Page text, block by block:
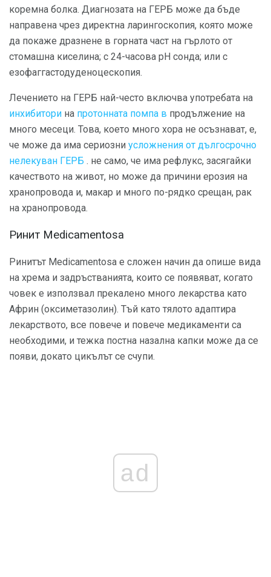
коремна болка. Диагнозата на ГЕРБ може да бъде
направена чрез директна ларингоскопия, която може
да покаже дразнене в горната част на гърлото от
стомашна киселина; с 24-часова рН сонда; или с
езофаггастодуденоцескопия.
Лечението на ГЕРБ най-често включва употребата на
инхибитори на протонната помпа в продължение на
много месеци. Това, което много хора не осъзнават, е,
че може да има сериозни усложнения от дългосрочно
нелекуван ГЕРБ . не само, че има рефлукс, засягайки
качеството на живот, но може да причини ерозия на
хранопровода и, макар и много по-рядко срещан, рак
на хранопровода.
Ринит Medicamentosa
Ринитът Medicamentosa е сложен начин да опише вида
на хрема и задръстванията, които се появяват, когато
човек е използвал прекалено много лекарства като
Африн (оксиметазолин). Тъй като тялото адаптира
лекарството, все повече и повече медикаменти са
необходими, и тежка постна назална капки може да се
появи, докато цикълът се счупи.
ad